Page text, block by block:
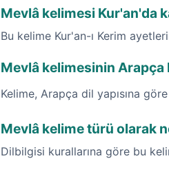
Mevlâ kelimesi Kur'an'da
Bu kelime Kur'an-ı Kerim
Mevlâ kelimesinin Arapça
Kelime, Arapça dil yapısına göre
Mevlâ kelime türü olarak
Dilbilgisi kurallarına göre bu